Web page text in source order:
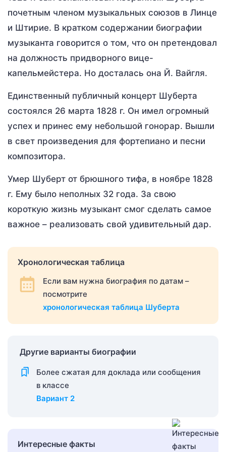
почетным членом музыкальных союзов в Линце
и Штирие. В кратком содержании биографии
музыканта говорится о том, что он претендовал
на должность придворного вице-
капельмейстера. Но досталась она Й. Вайгля.
Единственный публичный концерт Шуберта
состоялся 26 марта 1828 г. Он имел огромный
успех и принес ему небольшой гонорар. Вышли
в свет произведения для фортепиано и песни
композитора.
Умер Шуберт от брюшного тифа, в ноябре 1828
г. Ему было неполных 32 года. За свою
короткую жизнь музыкант смог сделать самое
важное – реализовать свой удивительный дар.
Хронологическая таблица
Если вам нужна биография по датам –
посмотрите
хронологическая таблица Шуберта
Другие варианты биографии
Более сжатая для доклада или сообщения
в классе
Вариант 2
Интересные факты